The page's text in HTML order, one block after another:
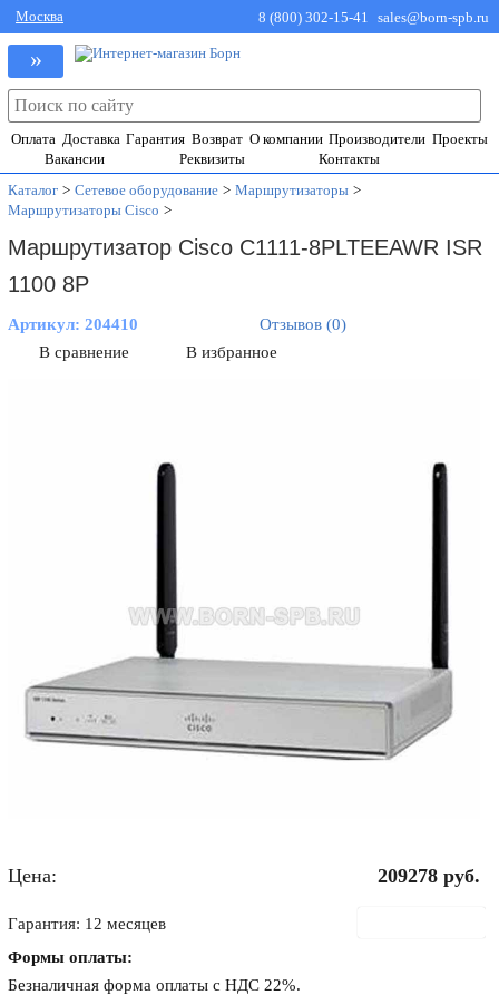
Москва 8 (800) 302-15-41 sales@born-spb.ru
»
Оплата Доставка Гарантия Возврат О компании Производители Проекты
Вакансии
Реквизиты
Контакты
Каталог > Сетевое оборудование > Маршрутизаторы >
Маршрутизаторы Cisco >
Маршрутизатор Cisco C1111-8PLTEEAWR ISR
1100 8P
Артикул:204410
Отзывов (0)
В сравнение
В избранное
Цена: 209278 руб.
Гарантия: 12 месяцев
Формы оплаты:
Безналичная форма оплаты с НДС 22%.